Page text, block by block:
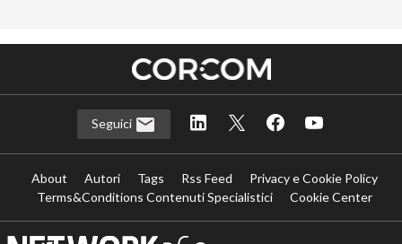
Seguici
About Autori Tags Rss Feed
Privacy e Cookie Policy
Terms&Conditions Contenuti Specialistici
Cookie Center